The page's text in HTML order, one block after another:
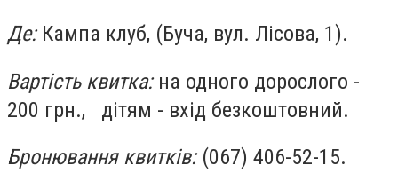
Де:Кампа клуб, (Буча, вул. Лісова, 1).
Вартість квитка:на одного дорослого -
200 грн.,⠀дітям - вхід безкоштовний.
Бронювання квитків:(067) 406-52-15.